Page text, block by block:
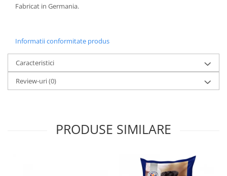
Fabricat in Germania.
Informatii conformitate produs
Caracteristici
Review-uri(0)
PRODUSE SIMILARE